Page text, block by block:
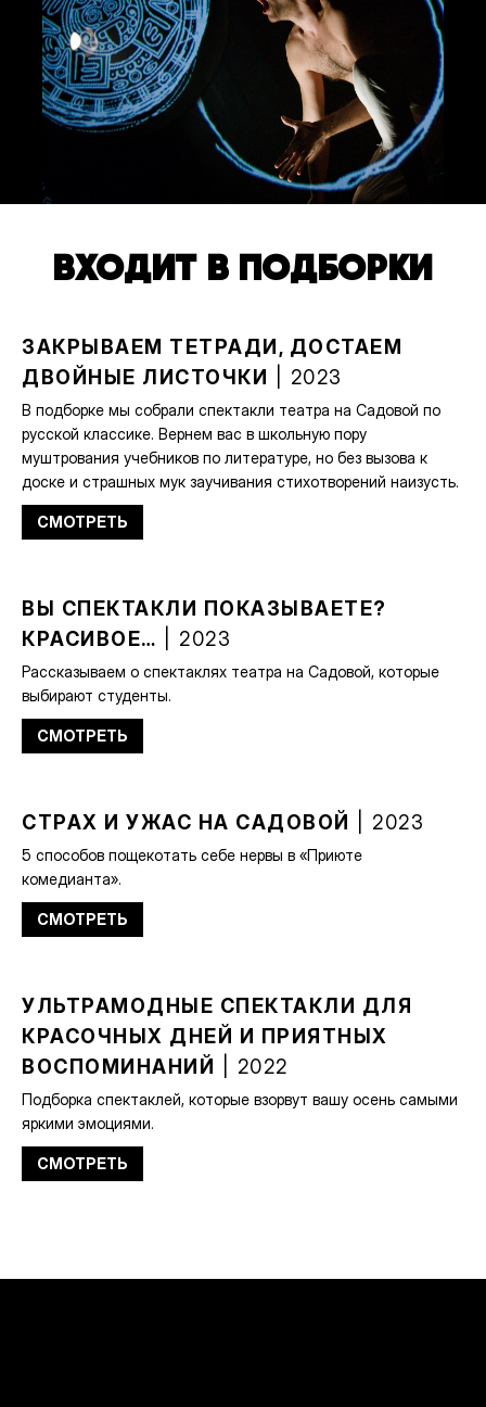
ВХОДИТ В ПОДБОРКИ
ЗАКРЫВАЕМ ТЕТРАДИ, ДОСТАЕМ
ДВОЙНЫЕ ЛИСТОЧКИ
| 2023
В подборке мы собрали спектакли театра на Садовой по
русской классике. Вернем вас в школьную пору
муштрования учебников по литературе, но без вызова к
доске и страшных мук заучивания стихотворений наизусть.
СМОТРЕТЬ
ВЫ СПЕКТАКЛИ ПОКАЗЫВАЕТЕ?
КРАСИВОЕ… | 2023
Рассказываем о спектаклях театра на Садовой, которые
выбирают студенты.
СМОТРЕТЬ
СТРАХ И УЖАС НА САДОВОЙ | 2023
5 способов пощекотать себе нервы в «Приюте
комедианта».
СМОТРЕТЬ
УЛЬТРАМОДНЫЕ СПЕКТАКЛИ ДЛЯ
КРАСОЧНЫХ ДНЕЙ И ПРИЯТНЫХ
ВОСПОМИНАНИЙ
| 2022
Подборка спектаклей, которые взорвут вашу осень самыми
яркими эмоциями.
СМОТРЕТЬ